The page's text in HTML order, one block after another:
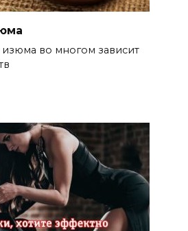
во многом зависит